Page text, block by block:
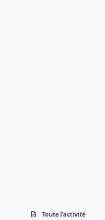
Toute l’activité